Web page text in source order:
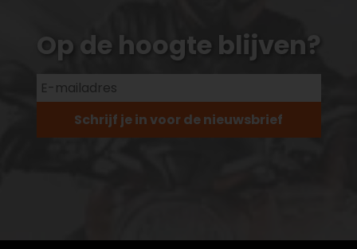
Op de hoogte blijven?
Schrijf je in voor de nieuwsbrief